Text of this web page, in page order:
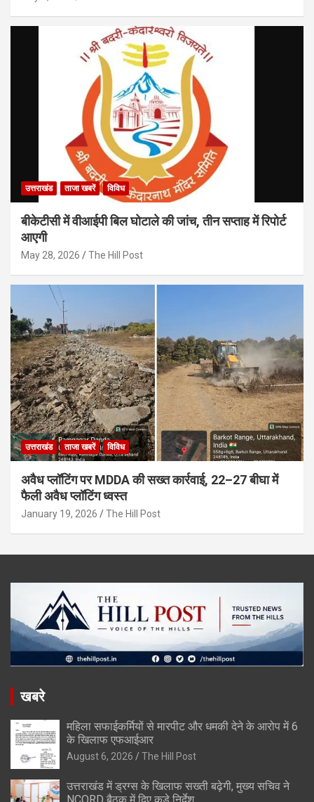
उत्तराखंड ताजा खबरें विविध
बीकेटीसी में वीआईपी बिल घोटाले की जांच, तीन सप्ताह में रिपोर्ट
आएगी
May 28, 2026 The Hill Post
उत्तराखंड ताजा खबरें विविध
अवैध प्लॉटिंग पर MDDA की सख्त कार्रवाई, 22–27 बीघा में
फैली अवैध प्लॉटिंग ध्वस्त
January 19, 2026 The Hill Post
खबरे
महिला सफाईकर्मियों से मारपीट और धमकी देने के आरोप में 6
के खिलाफ एफआईआर
August 6, 2026 The Hill Post
उत्तराखंड में ड्रग्स के खिलाफ सख्ती बढ़ेगी, मुख्य सचिव ने